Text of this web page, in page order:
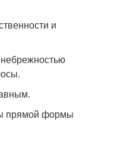
и
прямой формы